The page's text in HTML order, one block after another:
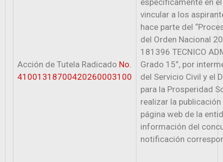
Acción de Tutela Radicado No.
41001318700420260003100
vincular a los
hace parte del
del Orden Nacional
181396 TECNICO
Grado 15”, por
del Servicio Civil y el
para la Prosperidad
realizar la
página web de la
información del
notificación